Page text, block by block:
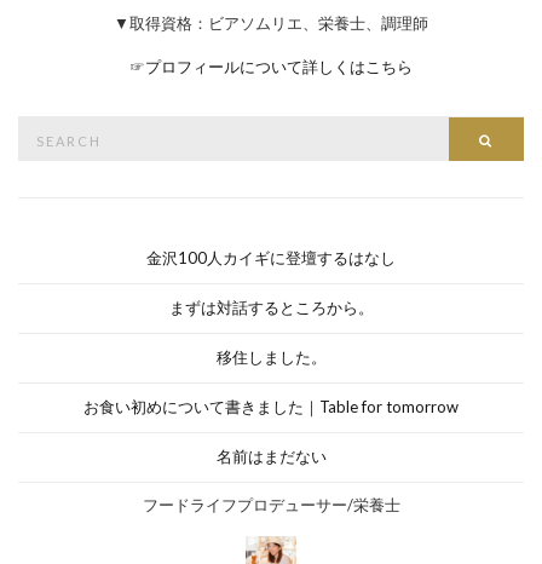
▼取得資格：ビアソムリエ、栄養士、調理師
☞プロフィールについて詳しくはこちら
金沢100人カイギに登壇するはなし
まずは対話するところから。
移住しました。
お食い初めについて書きました｜Table for tomorrow
名前はまだない
フードライフプロデューサー/栄養士